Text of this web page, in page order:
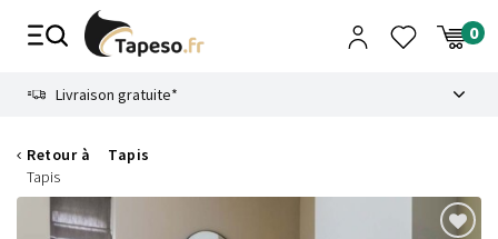
Livraison gratuite*
Retour à
Tapis
Tapis